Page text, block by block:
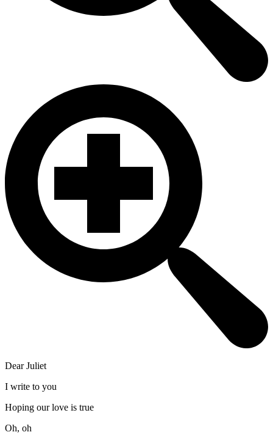
Dear Juliet
I write to you
Hoping our love is true
Oh, oh